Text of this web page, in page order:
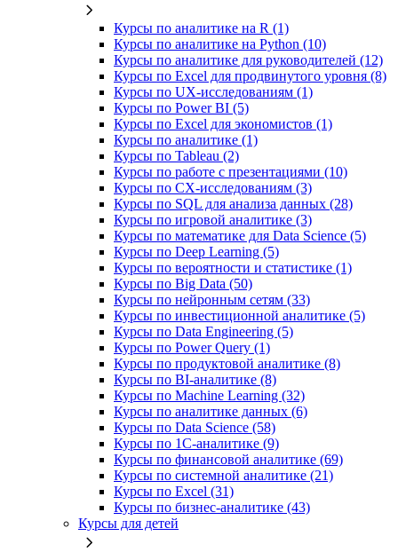
Курсы по аналитике на R (1)
Курсы по аналитике на Python (10)
Курсы по аналитике для руководителей (12)
Курсы по Excel для продвинутого уровня (8)
Курсы по UX‑исследованиям (1)
Курсы по Power BI (5)
Курсы по Excel для экономистов (1)
Курсы по аналитике (1)
Курсы по Tableau (2)
Курсы по работе с презентациями (10)
Курсы по CX-исследованиям (3)
Курсы по SQL для анализа данных (28)
Курсы по игровой аналитике (3)
Курсы по математике для Data Science (5)
Курсы по Deep Learning (5)
Курсы по вероятности и статистике (1)
Курсы по Big Data (50)
Курсы по нейронным сетям (33)
Курсы по инвестиционной аналитике (5)
Курсы по Data Engineering (5)
Курсы по Power Query (1)
Курсы по продуктовой аналитике (8)
Курсы по BI‑аналитике (8)
Курсы по Machine Learning (32)
Курсы по аналитике данных (6)
Курсы по Data Science (58)
Курсы по 1С‑аналитике (9)
Курсы по финансовой аналитике (69)
Курсы по системной аналитике (21)
Курсы по Excel (31)
Курсы по бизнес‑аналитике (43)
Курсы для детей